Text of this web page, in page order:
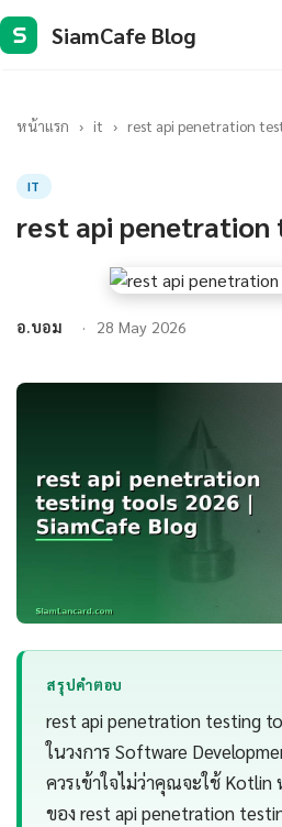
S SiamCafe Blog
หน้าแรก › it › rest api penetration
IT
rest api penetration
อ.บอม 28 May 2026
สรุปคำตอบ
rest api penetration testing
ในวงการ Software
ควรเข้าใจไม่ว่าคุณจะใช้
ของ rest api penetration